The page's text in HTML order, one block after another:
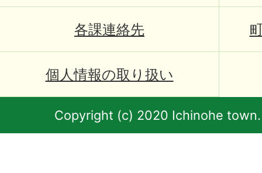
各課連絡先
個人情報の取り扱い
Copyright (c) 2020 Ichinohe